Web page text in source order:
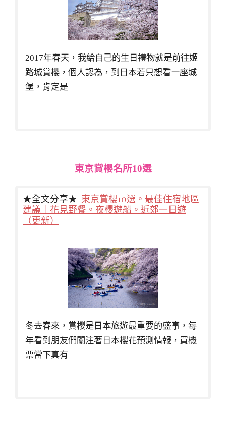
2017年春天，我給自己的生日禮物就是前往姬
路城賞櫻，個人認為，到日本若只想看一座城
堡，肯定是
東京賞櫻名所10選
★全文分享★ 東京賞櫻10選。最佳住宿地區
建議｜花見野餐。夜櫻遊船。近郊一日遊
（更新）
冬去春來，賞櫻是日本旅遊最重要的盛事，每
年看到朋友們關注著日本櫻花預測情報，買機
票當下真有